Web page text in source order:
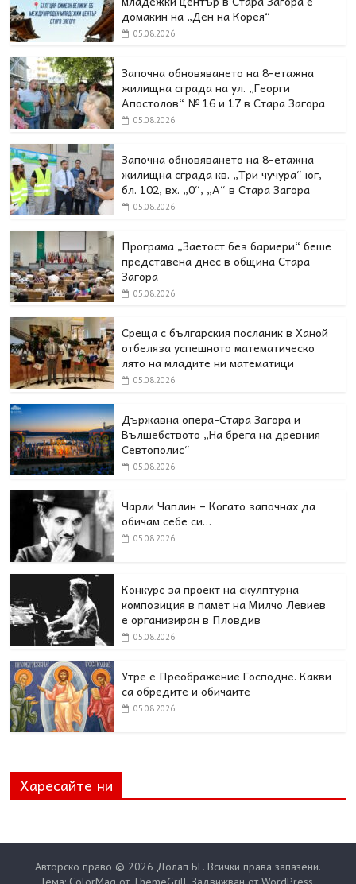
домакин на „Ден на Корея“
05.08.2026
Започна обновяването на 8-етажна
жилищна сграда на ул. „Георги
Апостолов“ № 16 и 17 в Стара Загора
05.08.2026
Започна обновяването на 8-етажна
жилищна сграда кв. „Три чучура“ юг,
бл. 102, вх. „0“, „А“ в Стара Загора
05.08.2026
Програма „Заетост без бариери“ беше
представена днес в oбщина Стара
Загора
05.08.2026
Среща с българския посланик в Ханой
отбеляза успешното математическо
лято на младите ни математици
05.08.2026
Държавна опера-Стара Загора и
Вълшебството „На брега на древния
Севтополис“
05.08.2026
Чарли Чаплин – Когато започнах да
обичам себе си…
05.08.2026
Конкурс за проект на скулптурна
композиция в памет на Милчо Левиев
е организиран в Пловдив
05.08.2026
Утре е Преображение Господне. Какви
са обредите и обичаите
05.08.2026
Харесайте ни
Авторско право © 2026 Долап БГ. Всички права запазени.